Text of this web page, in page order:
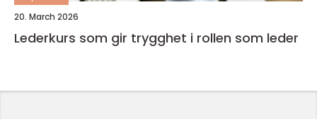
20. March 2026
Lederkurs som gir trygghet i rollen som leder